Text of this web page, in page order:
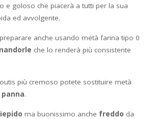
e goloso che piacerà a tutti per la sua
ed avvolgente.
anche usando metà farina tipo 0
che lo renderà più consistente
più cremoso potete sostituire metà
panna.
ma buonissimo anche freddo da